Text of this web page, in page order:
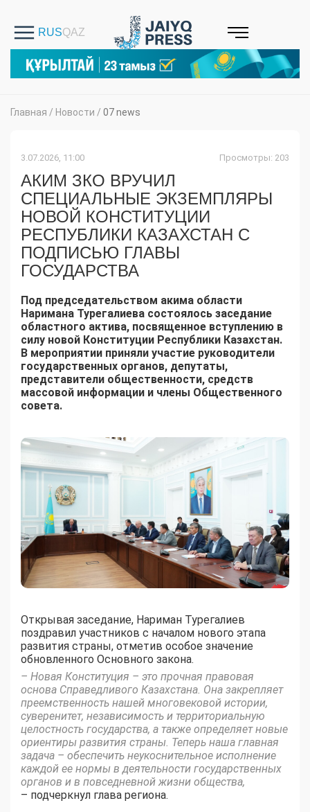
Главная / Новости / 07 news
3.07.2026, 11:00 Просмотры: 203
АКИМ ЗКО ВРУЧИЛ
СПЕЦИАЛЬНЫЕ ЭКЗЕМПЛЯРЫ
НОВОЙ КОНСТИТУЦИИ
РЕСПУБЛИКИ КАЗАХСТАН С
ПОДПИСЬЮ ГЛАВЫ
ГОСУДАРСТВА
Под председательством акима области
Наримана Турегалиева состоялось заседание
областного актива, посвященное вступлению в
силу новой Конституции Республики Казахстан.
В мероприятии приняли участие руководители
государственных органов, депутаты,
представители общественности, средств
массовой информации и члены Общественного
совета.
Открывая заседание, Нариман Турегалиев
поздравил участников с началом нового этапа
развития страны, отметив особое значение
обновленного Основного закона.
– Новая Конституция – это прочная правовая
основа Справедливого Казахстана. Она закрепляет
преемственность нашей многовековой истории,
суверенитет, независимость и территориальную
целостность государства, а также определяет новые
ориентиры развития страны. Теперь наша главная
задача – обеспечить неукоснительное исполнение
каждой ее нормы в деятельности государственных
органов и в повседневной жизни общества,
– подчеркнул глава региона.